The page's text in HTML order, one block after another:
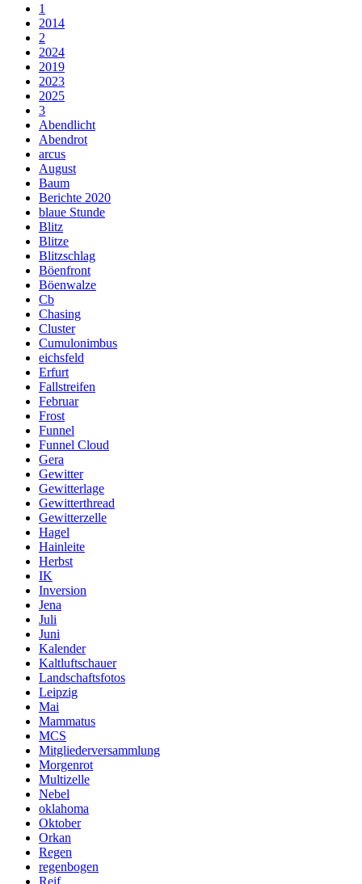
1
2014
2
2024
2019
2023
2025
3
Abendlicht
Abendrot
arcus
August
Baum
Berichte 2020
blaue Stunde
Blitz
Blitze
Blitzschlag
Böenfront
Böenwalze
Cb
Chasing
Cluster
Cumulonimbus
eichsfeld
Erfurt
Fallstreifen
Februar
Frost
Funnel
Funnel Cloud
Gera
Gewitter
Gewitterlage
Gewitterthread
Gewitterzelle
Hagel
Hainleite
Herbst
IK
Inversion
Jena
Juli
Juni
Kalender
Kaltluftschauer
Landschaftsfotos
Leipzig
Mai
Mammatus
MCS
Mitgliederversammlung
Morgenrot
Multizelle
Nebel
oklahoma
Oktober
Orkan
Regen
regenbogen
Reif